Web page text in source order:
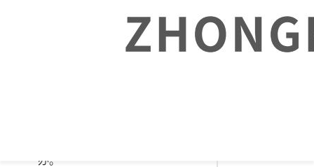
2022年7月4日，湖南省第一届职
业技能大赛网站设计与开发项目
办。
序开
发》入